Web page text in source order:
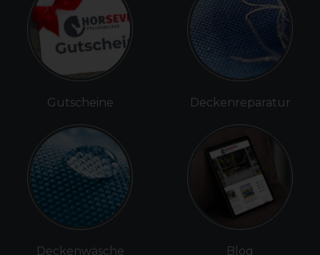
Gutscheine
Deckenwäsche
Deckenreparatur
Blog